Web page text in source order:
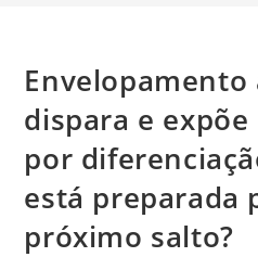
dispara e
por
está preparada
próximo salto?